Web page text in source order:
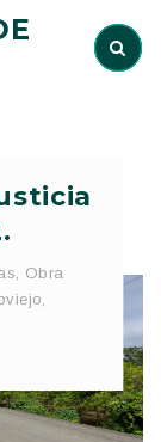
, Obra
,